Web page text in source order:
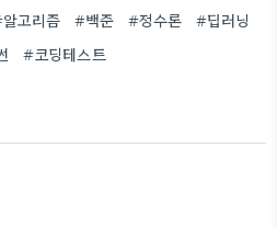
고리즘 #백준 #정수론
#딥러닝
#코딩테스트